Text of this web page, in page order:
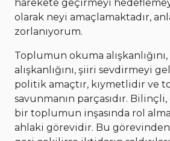
harekete geçirmeyi
olarak neyi amaçlamaktadır,
zorlanıyorum.
Toplumun okuma
alışkanlığını, şiiri sevdirmeyi
politik amaçtır, kıymetlidir ve
savunmanın parçasıdır.
bir toplumun inşasında rol
ahlaki görevidir. Bu görevinden